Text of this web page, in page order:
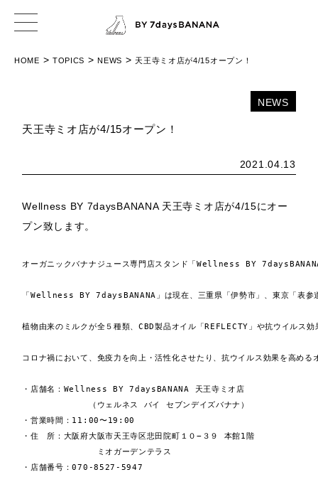
HOME > TOPICS >NEWS > 天王寺ミオ店が4/15オープン！
NEWS
天王寺ミオ店が4/15オープン！
2021.04.13
Wellness BY 7daysBANANA 天王寺ミオ店が4/15にオー
プン致します。
オーガニックバナナジュース専門店スタンド「Wellness BY 7daysBANANA
「Wellness BY 7daysBANANA」は現在、三重県「伊勢市」、東京「表参
植物由来のミルクが全５種類、CBD製品オイル「REFLECTY」や抗ウイルス
コロナ禍において、免疫力を向上・活性化させたり、抗ウイルス効果を高め
・店舗名：Wellness BY 7daysBANANA 天王寺ミオ店
（ウェルネス バイ セブンデイズバナナ）
・営業時間：11:00〜19:00
・住　所：大阪府大阪市天王寺区悲田院町１０−３９ 本館1階
ミオガーデンテラス
・店舗番号：070-8527-5947